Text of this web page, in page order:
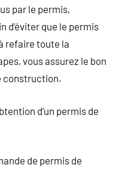
par le permis,
d’éviter que le permis
refaire toute la
vous assurez le bon
construction.
d’un permis de
de permis de